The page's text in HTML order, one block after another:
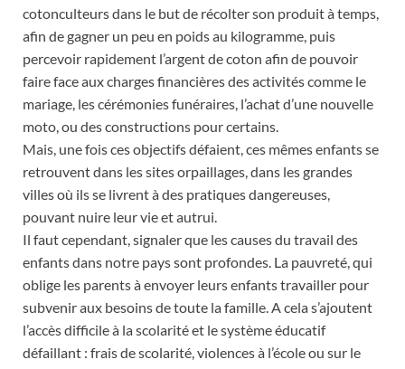
cotonculteurs dans le but de récolter son produit à temps,
afin de gagner un peu en poids au kilogramme, puis
percevoir rapidement l’argent de coton afin de pouvoir
faire face aux charges financières des activités comme le
mariage, les cérémonies funéraires, l’achat d’une nouvelle
moto, ou des constructions pour certains.
Mais, une fois ces objectifs défaient, ces mêmes enfants se
retrouvent dans les sites orpaillages, dans les grandes
villes où ils se livrent à des pratiques dangereuses,
pouvant nuire leur vie et autrui.
Il faut cependant, signaler que les causes du travail des
enfants dans notre pays sont profondes. La pauvreté, qui
oblige les parents à envoyer leurs enfants travailler pour
subvenir aux besoins de toute la famille. A cela s’ajoutent
l’accès difficile à la scolarité et le système éducatif
défaillant : frais de scolarité, violences à l’école ou sur le